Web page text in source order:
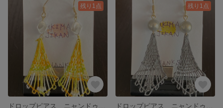
残り1点 残り1点